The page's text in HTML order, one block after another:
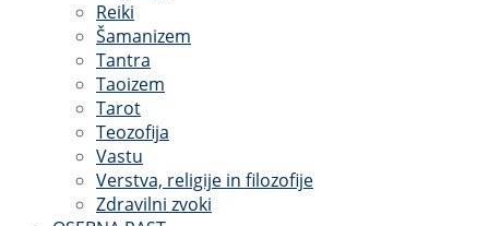
Reiki
Šamanizem
Tantra
Taoizem
Tarot
Teozofija
Vastu
Verstva, religije in filozofije
Zdravilni zvoki